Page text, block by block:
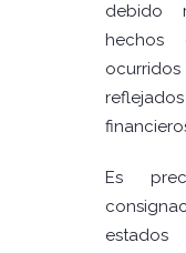
debido
hechos
Es